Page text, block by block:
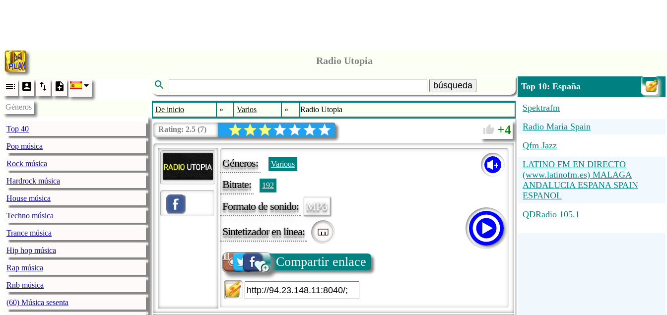
Radio Utopia
Géneros
Top 40
Pop música
Rock música
Hardrock música
House música
Techno música
Trance música
Hip hop música
Rap música
Rnb música
(60) Música sesenta
búsqueda
De inicio » Varios » Radio Utopia
Rating: 2.5 (7) 4
Géneros: Various
Bitrate: 192
Formato de sonido: MP3
Sintetizador en línea:
Compartir enlace
Top 10: España
Spektrafm
Radio Maria Spain
Qfm Jazz
LATINO FM EN DIRECTO
(www.latinofm.es) MALAGA
ANDALUCIA ESPANA SPAIN
ESPANOL
QDRadio 105.1